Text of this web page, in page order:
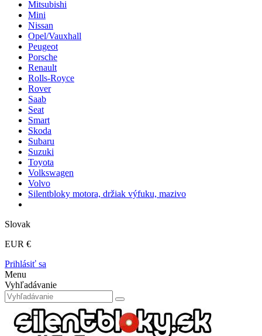
Mitsubishi
Mini
Nissan
Opel/Vauxhall
Peugeot
Porsche
Renault
Rolls-Royce
Rover
Saab
Seat
Smart
Skoda
Subaru
Suzuki
Toyota
Volkswagen
Volvo
Silentbloky motora, držiak výfuku, mazivo
Slovak
EUR €
Prihlásiť sa
Menu
Vyhľadávanie